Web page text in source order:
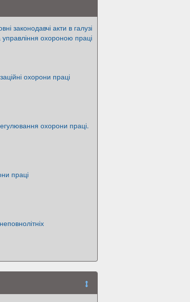
законодавчі акти в галузі
охороною праці
охорони праці
охорони праці.
праці